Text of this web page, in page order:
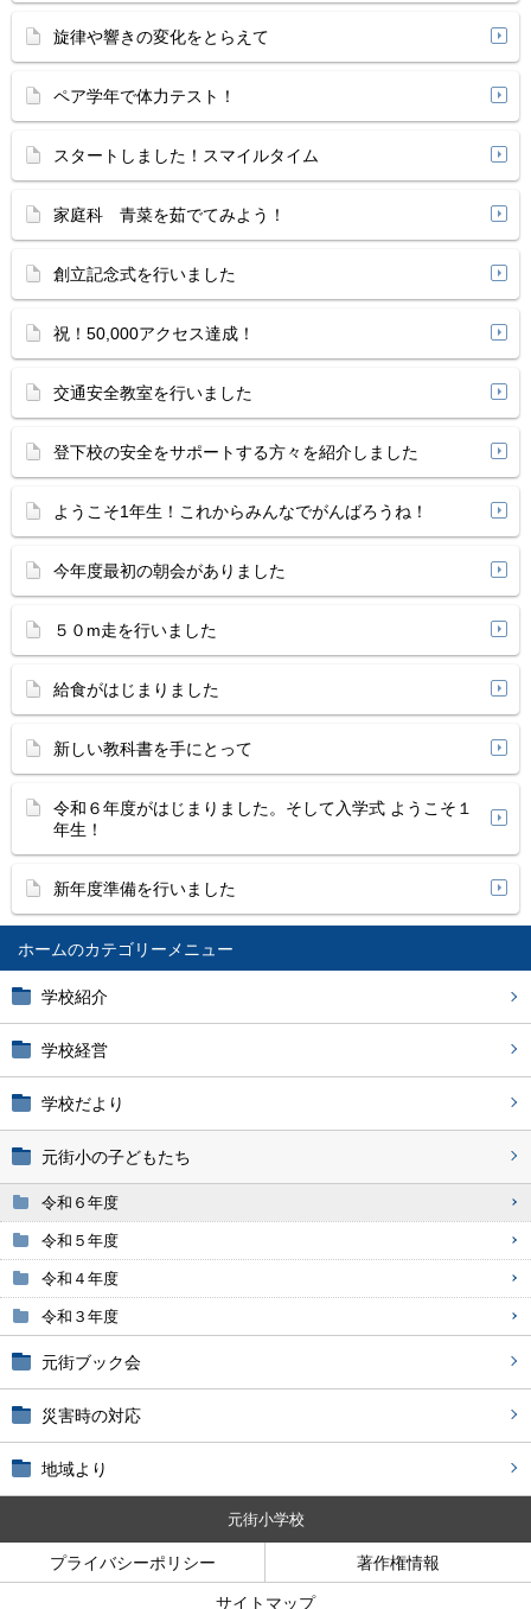
ホーム
学校紹介
学校経営
学校だより
元街小の子どもたち
令和６年度
令和５年度
令和４年度
令和３年度
元街ブック会
災害時の対応
地域より
旋律や響きの変化をとらえて
ペア学年で体力テスト！
スタートしました！スマイルタイム
家庭科 青菜を茹でてみよう！
創立記念式を行いました
祝！50,000アクセス達成！
交通安全教室を行いました
登下校の安全をサポートする方々を紹介しました
ようこそ1年生！これからみんなでがんばろうね！
今年度最初の朝会がありました
５０m走を行いました
給食がはじまりました
新しい教科書を手にとって
令和６年度がはじまりました。そして入学式 ようこそ１
年生！
新年度準備を行いました
元街小学校
プライバシーポリシー 著作権情報
サイトマップ